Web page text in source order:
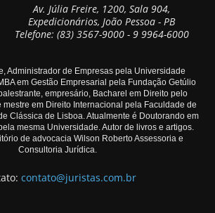
Av. Júlia Freire, 1200, Sala 904,
Expedicionários, João Pessoa - PB
Telefone: (83) 3567-9000 - 9 9964-6000
Administrador de Empresas pela Universidade
em Gestão Empresarial pela Fundação Getúlio
empresário, Bacharel em Direito pelo
mestre em Direito Internacional pela Faculdade de
Clássica de Lisboa. Atualmente é Doutorando em
mesma Universidade. Autor de livros e artigos.
de advocacia Wilson Roberto Assessoria e
Consultoria Jurídica.
contato@juristas.com.br